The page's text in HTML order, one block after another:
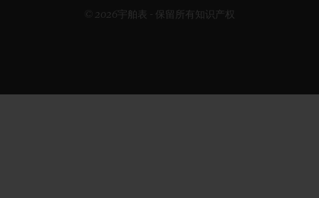
© 2026宇舶表 - 保留所有知识产权